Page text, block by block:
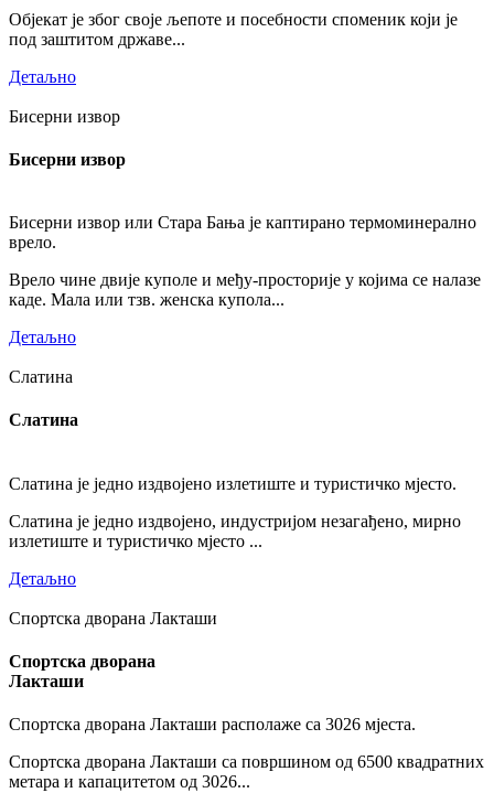
Објекат је због своје љепоте и посебности споменик који је
под заштитом државе...
Детаљно
Бисерни извор
Бисерни извор
Бисерни извор или Стара Бања је каптирано термоминерално
врело.
Врело чине двије куполе и међу-просторије у којима се налазе
каде. Мала или тзв. женска купола...
Детаљно
Слатина
Слатина
Слатина је једно издвојено излетиште и туристичко мјесто.
Слатина је једно издвојено, индустријом незагађено, мирно
излетиште и туристичко мјесто ...
Детаљно
Спортска дворана Лакташи
Спортска дворана
Лакташи
Спортска дворана Лакташи располаже са 3026 мјеста.
Спортска дворана Лакташи са површином од 6500 квадратних
метара и капацитетом од 3026...